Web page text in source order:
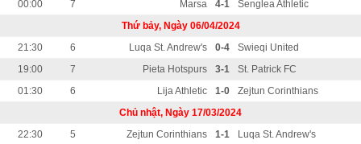
00:00
7 Marsa 4-1
Senglea Athletic
Thứ bảy, Ngày 06/04/2024
21:30
6 Luqa St. Andrew's 0-4
Swieqi United
19:00
7 Pieta Hotspurs 3-1
St. Patrick FC
01:30
6 Lija Athletic 1-0
Zejtun Corinthians
Chủ nhật, Ngày 17/03/2024
22:30
5 Zejtun Corinthians 1-1
Luqa St. Andrew's